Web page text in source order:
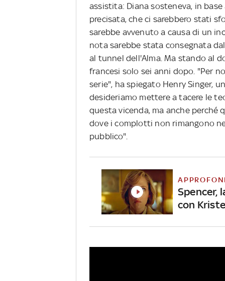
assistita: Diana sosteneva, in
precisata, che ci sarebbero stati
sarebbe avvenuto a causa di un
nota sarebbe stata consegnata
al tunnel dell'Alma. Ma stando al
francesi solo sei anni dopo. "Per
serie", ha spiegato Henry Singer,
desideriamo mettere a tacere le
questa vicenda, ma anche
dove i complotti non rimangono
pubblico".
Spencer,
con